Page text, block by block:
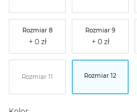
Rozmiar 8 Rozmiar 9
Rozmiar 11 Rozmiar 12